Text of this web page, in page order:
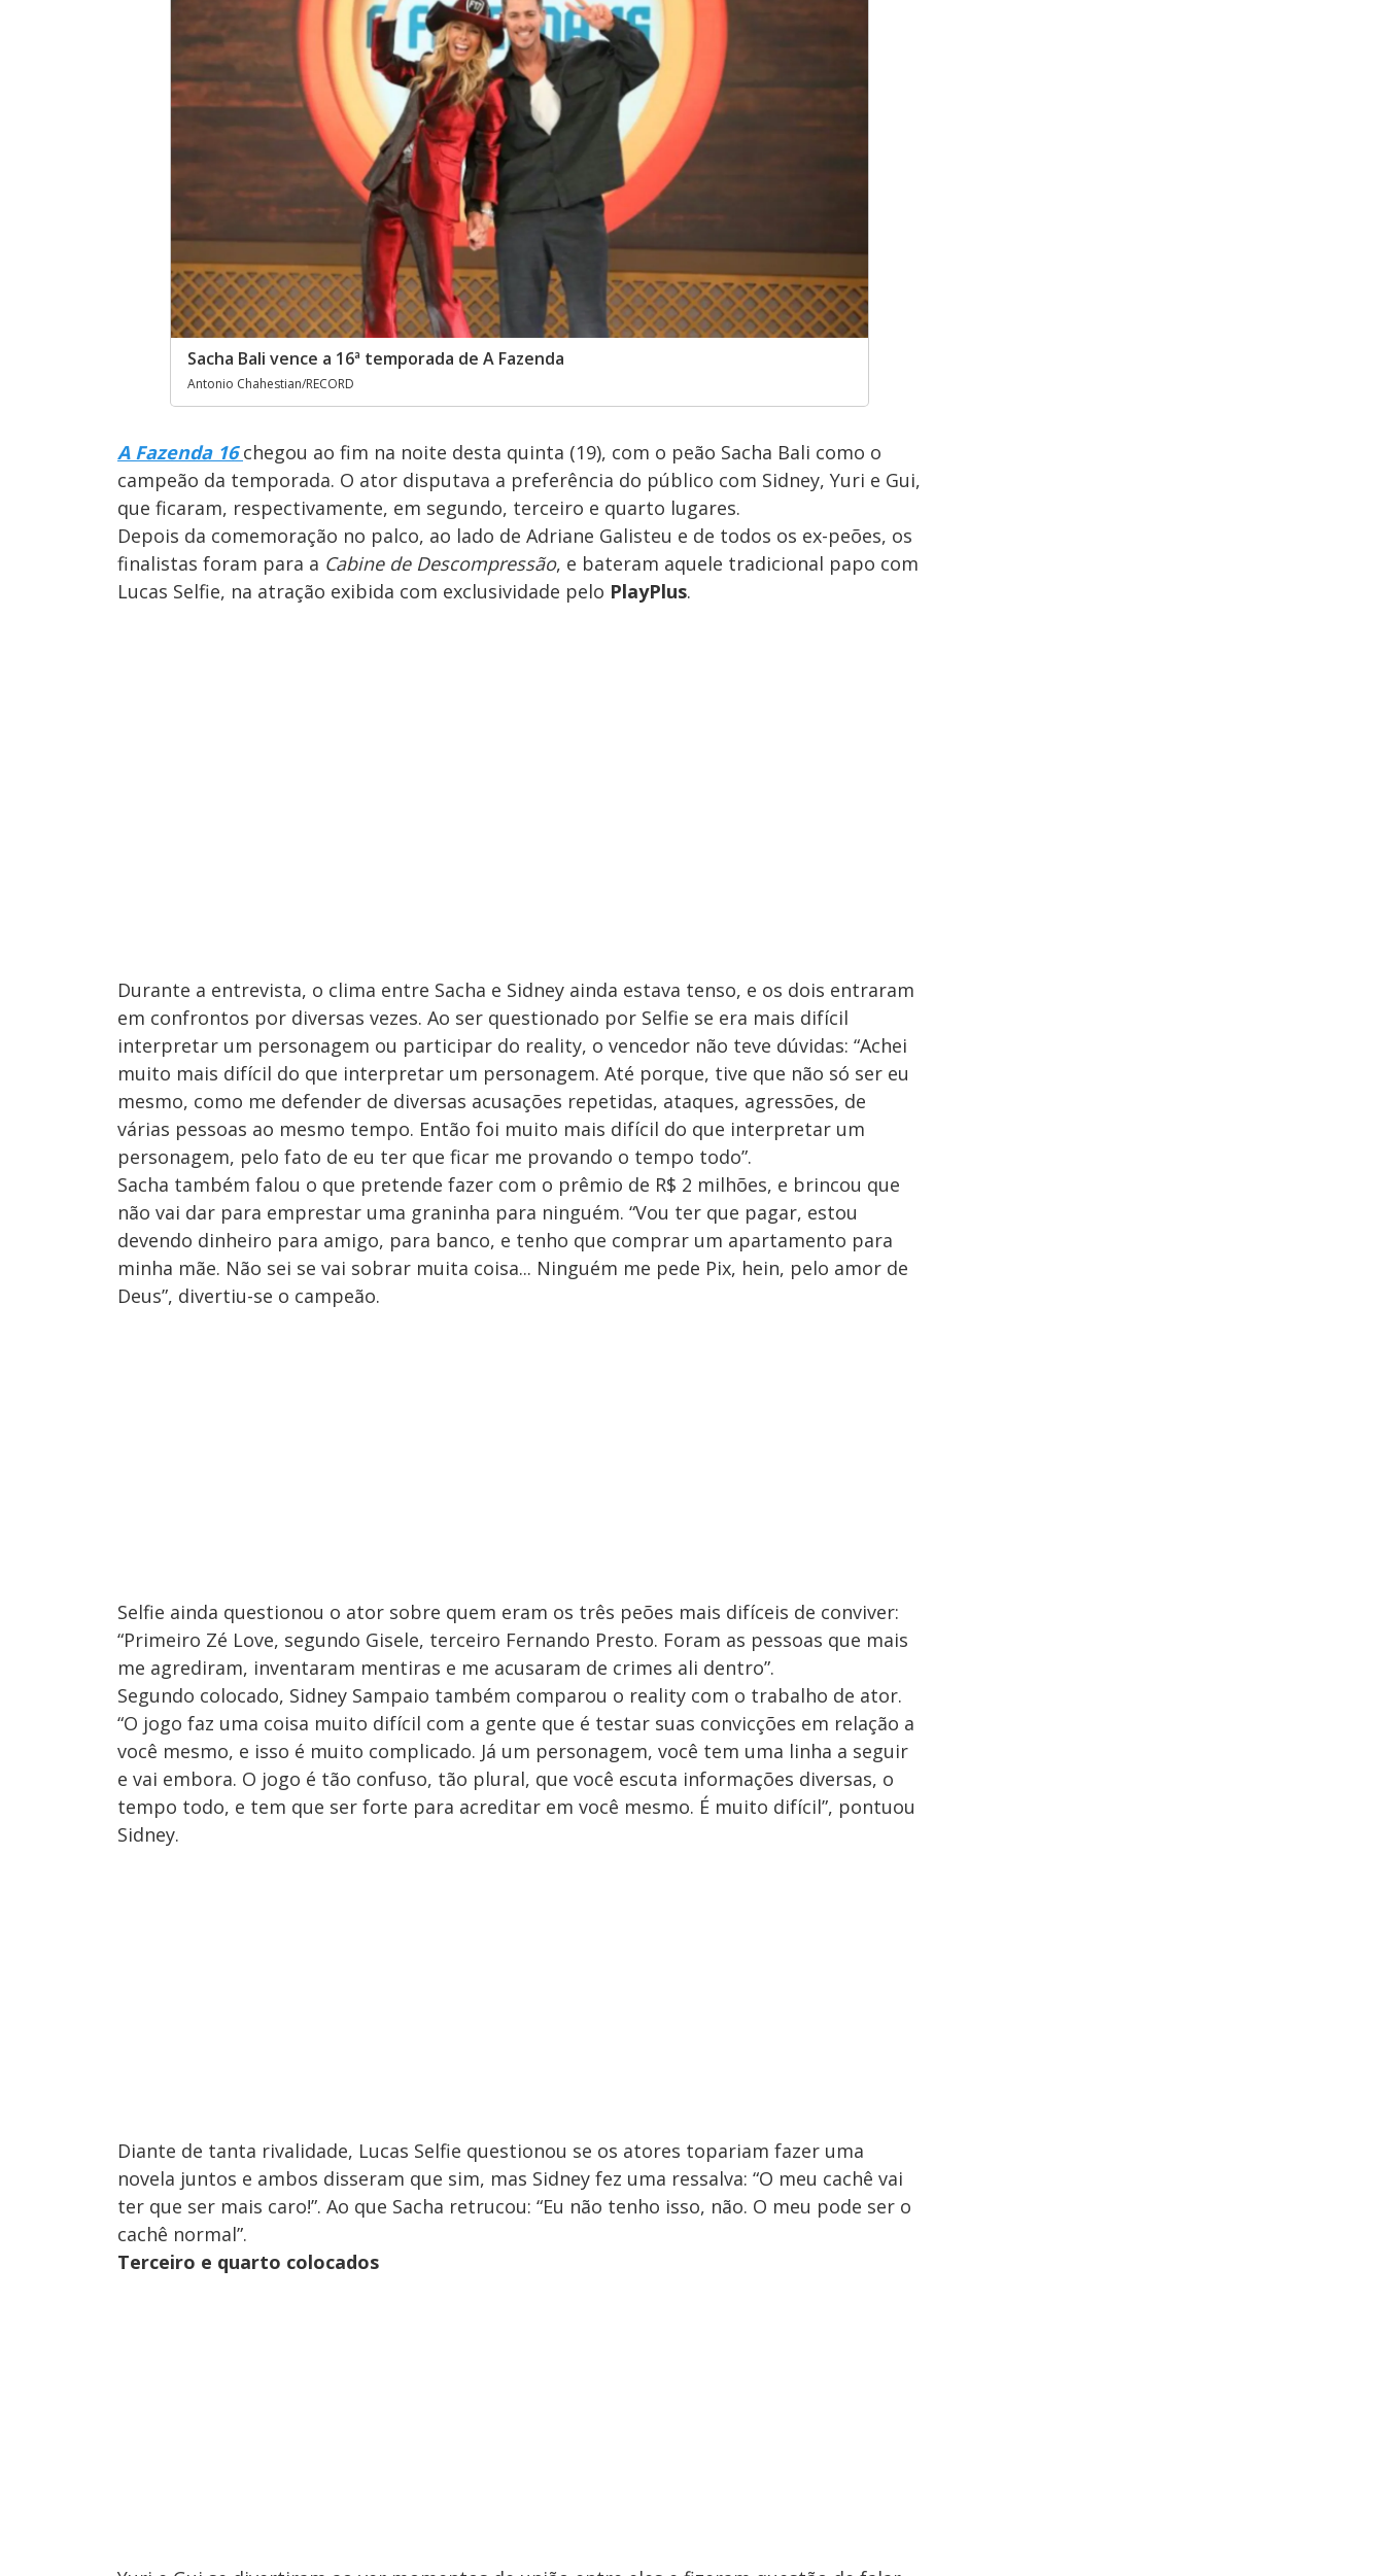
Sacha Bali vence a 16ª temporada de A Fazenda
Antonio Chahestian/RECORD
A Fazenda 16 chegou ao fim na noite desta quinta (19), com o peão Sacha Bali como o
campeão da temporada. O ator disputava a preferência do público com Sidney, Yuri e Gui,
que ficaram, respectivamente, em segundo, terceiro e quarto lugares.
Depois da comemoração no palco, ao lado de Adriane Galisteu e de todos os ex-peões, os
finalistas foram para a Cabine de Descompressão, e bateram aquele tradicional papo com
Lucas Selfie, na atração exibida com exclusividade pelo PlayPlus.
Durante a entrevista, o clima entre Sacha e Sidney ainda estava tenso, e os dois entraram
em confrontos por diversas vezes. Ao ser questionado por Selfie se era mais difícil
interpretar um personagem ou participar do reality, o vencedor não teve dúvidas: “Achei
muito mais difícil do que interpretar um personagem. Até porque, tive que não só ser eu
mesmo, como me defender de diversas acusações repetidas, ataques, agressões, de
várias pessoas ao mesmo tempo. Então foi muito mais difícil do que interpretar um
personagem, pelo fato de eu ter que ficar me provando o tempo todo”.
Sacha também falou o que pretende fazer com o prêmio de R$ 2 milhões, e brincou que
não vai dar para emprestar uma graninha para ninguém. “Vou ter que pagar, estou
devendo dinheiro para amigo, para banco, e tenho que comprar um apartamento para
minha mãe. Não sei se vai sobrar muita coisa... Ninguém me pede Pix, hein, pelo amor de
Deus”, divertiu-se o campeão.
Selfie ainda questionou o ator sobre quem eram os três peões mais difíceis de conviver:
“Primeiro Zé Love, segundo Gisele, terceiro Fernando Presto. Foram as pessoas que mais
me agrediram, inventaram mentiras e me acusaram de crimes ali dentro”.
Segundo colocado, Sidney Sampaio também comparou o reality com o trabalho de ator.
“O jogo faz uma coisa muito difícil com a gente que é testar suas convicções em relação a
você mesmo, e isso é muito complicado. Já um personagem, você tem uma linha a seguir
e vai embora. O jogo é tão confuso, tão plural, que você escuta informações diversas, o
tempo todo, e tem que ser forte para acreditar em você mesmo. É muito difícil”, pontuou
Sidney.
Diante de tanta rivalidade, Lucas Selfie questionou se os atores topariam fazer uma
novela juntos e ambos disseram que sim, mas Sidney fez uma ressalva: “O meu cachê vai
ter que ser mais caro!”. Ao que Sacha retrucou: “Eu não tenho isso, não. O meu pode ser o
cachê normal”.
Terceiro e quarto colocados